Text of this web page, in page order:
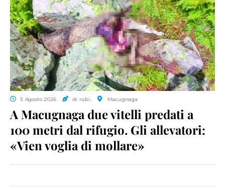
5 Agosto 2026 di ro.bi. Macugnaga
A Macugnaga due vitelli predati a
100 metri dal rifugio. Gli allevatori:
«Vien voglia di mollare»